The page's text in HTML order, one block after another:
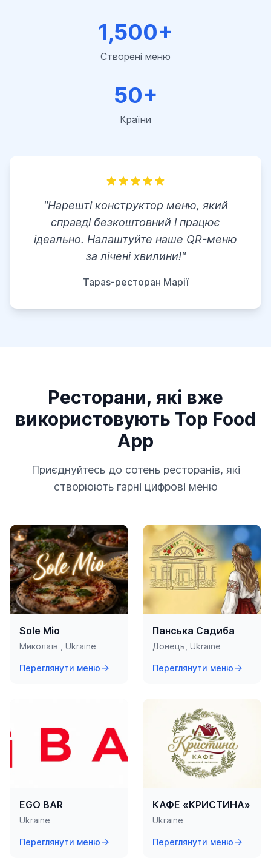
1,500+
Створені меню
50+
Країни
"Нарешті конструктор меню, який
справді безкоштовний і працює
ідеально. Налаштуйте наше QR-меню
за лічені хвилини!"
Tapas-ресторан Марії
Ресторани, які вже
використовують Top Food
App
Приєднуйтесь до сотень ресторанів, які
створюють гарні цифрові меню
Sole Mio
Миколаїв , Ukraine
Переглянути меню
Панська Садиба
Донець, Ukraine
Переглянути меню
EGO BAR
Ukraine
Переглянути меню
КАФЕ «КРИСТИНА»
Ukraine
Переглянути меню